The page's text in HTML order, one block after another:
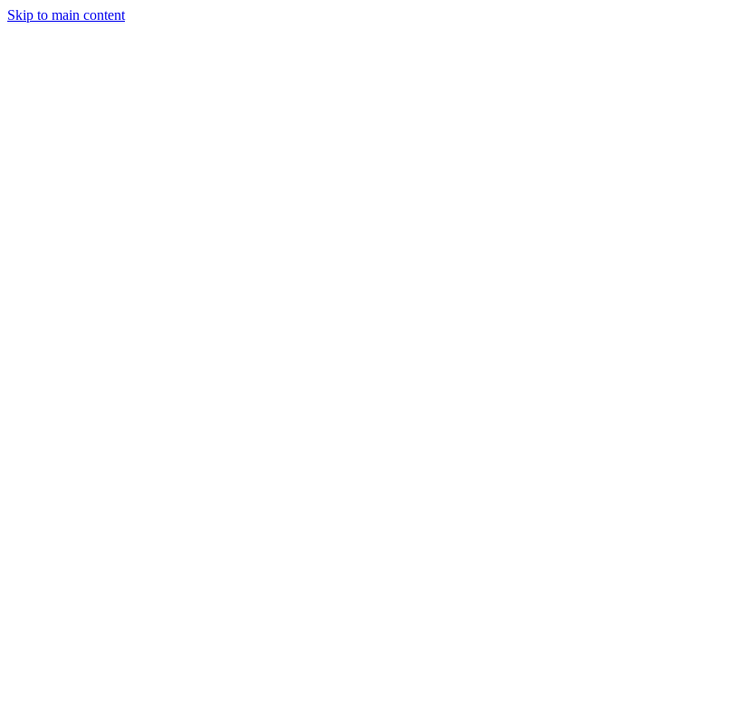
Skip to main content